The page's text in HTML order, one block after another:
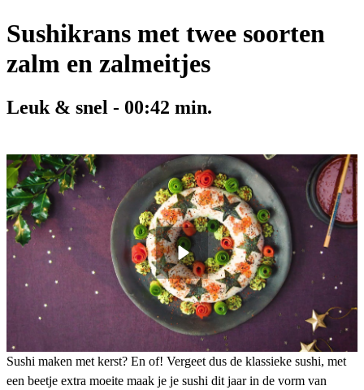
Sushikrans met twee soorten
zalm en zalmeitjes
Leuk & snel - 00:42 min.
Sushi maken met kerst? En of! Vergeet dus de klassieke sushi, met
een beetje extra moeite maak je je sushi dit jaar in de vorm van